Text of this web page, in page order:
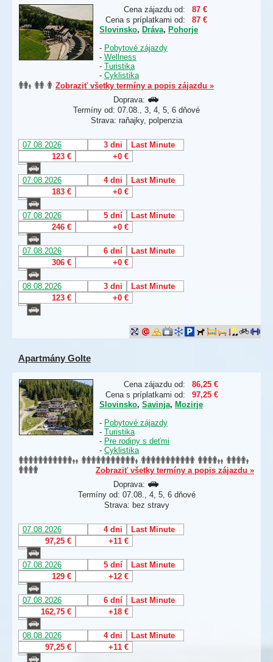
Cena zájazdu od:
87 €
Cena s príplatkami od:
87 €
Slovinsko, Dráva, Pohorje
- Pobytové zájazdy
- Wellness
- Turistika
- Cyklistika
Zobraziť všetky termíny a popis zájazdu »
Doprava:
Termíny od: 07.08., 3, 4, 5, 6 dňové
Strava: raňajky, polpenzia
07.08.2026 3 dni
Last Minute
123 €
+0 €
07.08.2026 4 dni
Last Minute
183 €
+0 €
07.08.2026 5 dní
Last Minute
246 €
+0 €
07.08.2026 6 dní
Last Minute
306 €
+0 €
08.08.2026 3 dni
Last Minute
123 €
+0 €
Apartmány Golte
Cena zájazdu od:
86,25 €
Cena s príplatkami od:
97,25 €
Slovinsko, Savinja, Mozirje
- Pobytové zájazdy
- Turistika
- Pre rodiny s deťmi
- Cyklistika
Zobraziť všetky termíny a popis zájazdu »
Doprava:
Termíny od: 07.08., 4, 5, 6 dňové
Strava: bez stravy
07.08.2026 4 dni
Last Minute
97,25 €
+11 €
07.08.2026 5 dní
Last Minute
129 €
+12 €
07.08.2026 6 dní
Last Minute
162,75 €
+18 €
08.08.2026 4 dni
Last Minute
97,25 €
+11 €